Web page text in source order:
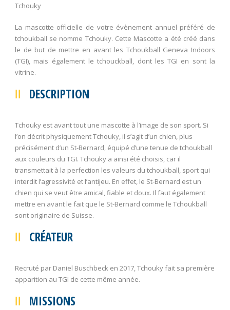
Tchouky
La mascotte officielle de votre évènement annuel préféré de
tchoukball se nomme Tchouky. Cette Mascotte a été créé dans
le de but de mettre en avant les Tchoukball Geneva Indoors
(TGI), mais également le tchouckball, dont les TGI en sont la
vitrine.
DESCRIPTION
Tchouky est avant tout une mascotte à l’image de son sport. Si
l’on décrit physiquement Tchouky, il s’agit d’un chien, plus
précisément d’un St-Bernard, équipé d’une tenue de tchoukball
aux couleurs du TGI. Tchouky a ainsi été choisis, car il
transmettait à la perfection les valeurs du tchoukball, sport qui
interdit l’agressivité et l’antijeu. En effet, le St-Bernard est un
chien qui se veut être amical, fiable et doux. Il faut également
mettre en avant le fait que le St-Bernard comme le Tchoukball
sont originaire de Suisse.
CRÉATEUR
Recruté par Daniel Buschbeck en 2017, Tchouky fait sa première
apparition au TGI de cette même année.
MISSIONS